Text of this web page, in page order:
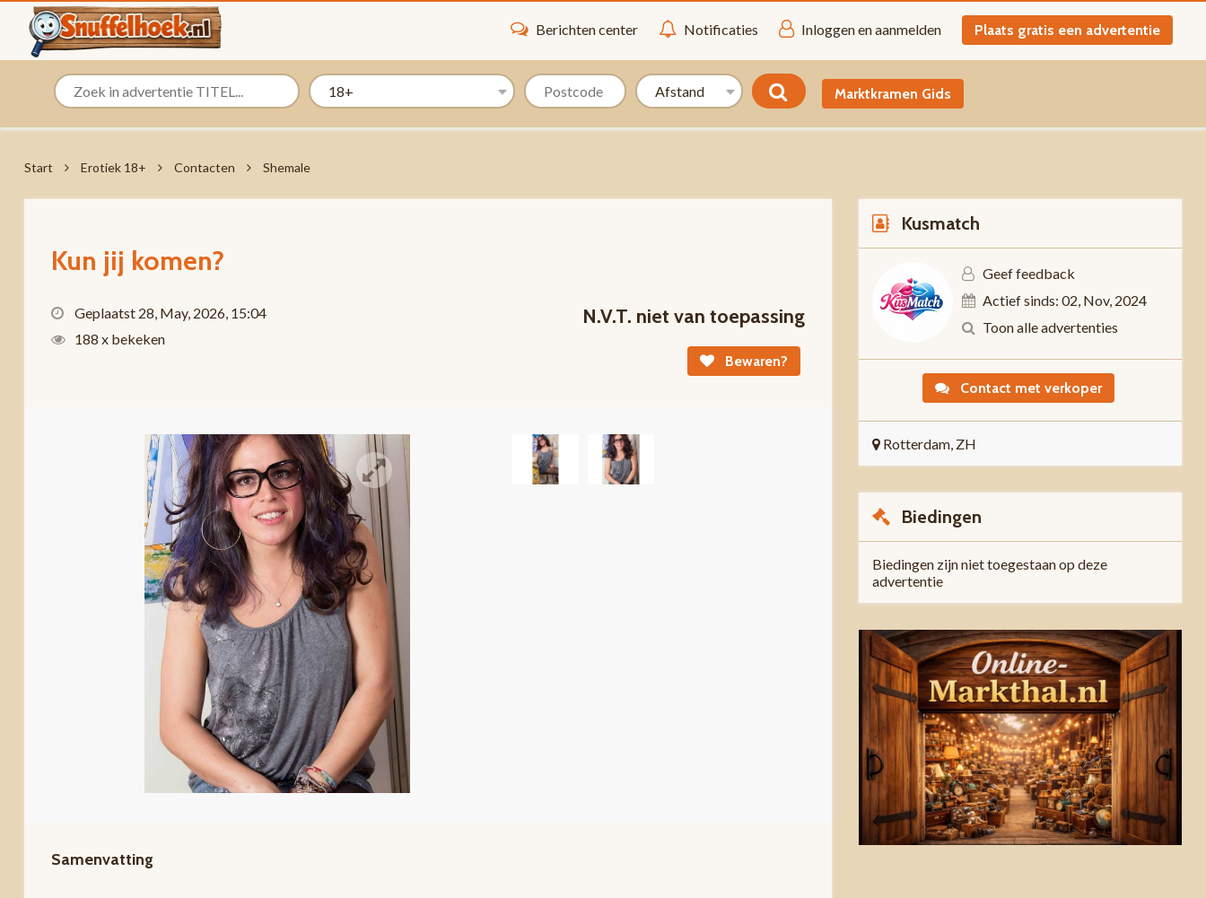
Berichten center Notificaties Inloggen en aanmelden Plaats gratis een advertentie
Marktkramen Gids
Start Erotiek 18+ Contacten Shemale
Kun jij komen?
Geplaatst 28, May, 2026, 15:04
188 x bekeken
N.V.T. niet van toepassing
Bewaren?
Samenvatting
Kusmatch
Geef feedback
Actief sinds: 02, Nov, 2024
Toon alle advertenties
Contact met verkoper
Rotterdam, ZH
Biedingen
Biedingen zijn niet toegestaan op deze
advertentie